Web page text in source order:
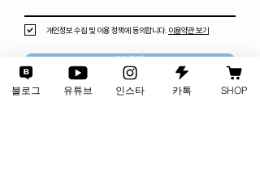
개인정보 수집 및 이용 정책에 동의합니다. 이용약관 보기
보내기
블로그 유튜브 인스타 카톡 SHOP